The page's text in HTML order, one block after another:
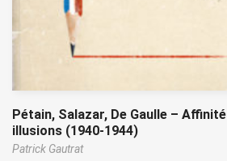
Pétain, Salazar, De Gaulle –
illusions (1940-1944)
Patrick Gautrat